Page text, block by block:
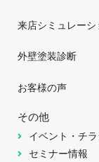
来店シミュレーシ
外壁塗装診断
お客様の声
その他
イベント・チ
セミナー情報